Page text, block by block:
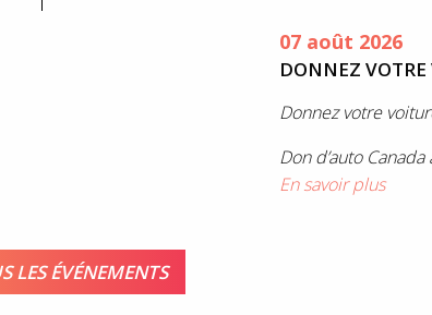
07 août 2026
DONNEZ VOTRE
Donnez votre
Don d’auto
En savoir plus
LES ÉVÉNEMENTS